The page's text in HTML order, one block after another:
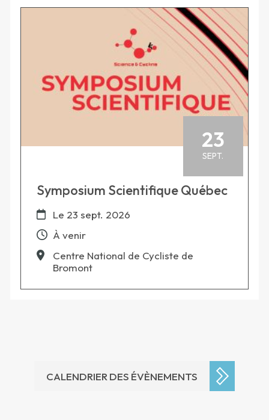
23
SEPT.
Symposium Scientifique Québec
Le 23 sept. 2026
À venir
Centre National de Cycliste de
Bromont
CALENDRIER DES ÉVÈNEMENTS